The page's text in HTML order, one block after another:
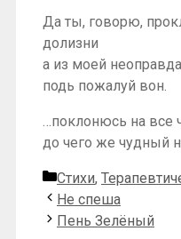
Да ты, говорю,
долизни
а из моей
подь пожалуй вон.
…поклонюсь на все
до чего же чудный
Рубрики
Стихи,
Не спеша
Пень Зелёный